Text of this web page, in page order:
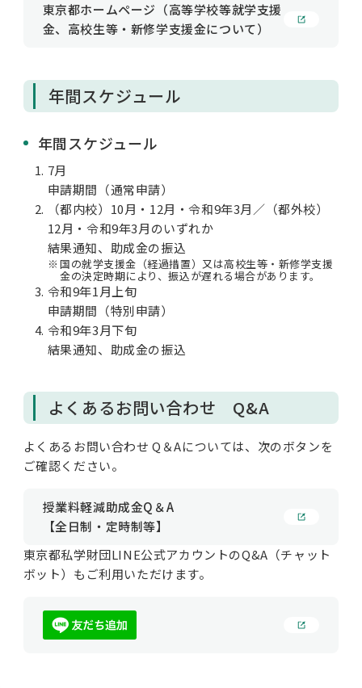
東京都ホームページ（高等学校等就学支援
金、高校生等・新修学支援金について）
年間スケジュール
年間スケジュール
7月
申請期間（通常申請）
（都内校）10月・12月・令和9年3月／（都外校）
12月・令和9年3月のいずれか
結果通知、助成金の振込
※ 国の就学支援金（経過措置）又は高校生等・新修学支援
金の決定時期により、振込が遅れる場合があります。
令和9年1月上旬
申請期間（特別申請）
令和9年3月下旬
結果通知、助成金の振込
よくあるお問い合わせ Q&A
よくあるお問い合わせ Q＆Aについては、次のボタンを
ご確認ください。
授業料軽減助成金Q＆A
【全日制・定時制等】
東京都私学財団LINE公式アカウントのQ&A（チャット
ボット）もご利用いただけます。